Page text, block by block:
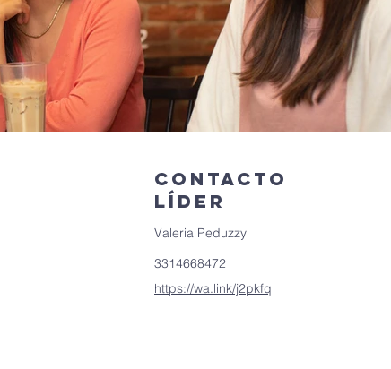
Contacto
líder
Valeria Peduzzy
3314668472
https://wa.link/j2pkfq